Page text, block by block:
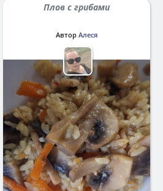
Плов с грибами
Автор Алеся